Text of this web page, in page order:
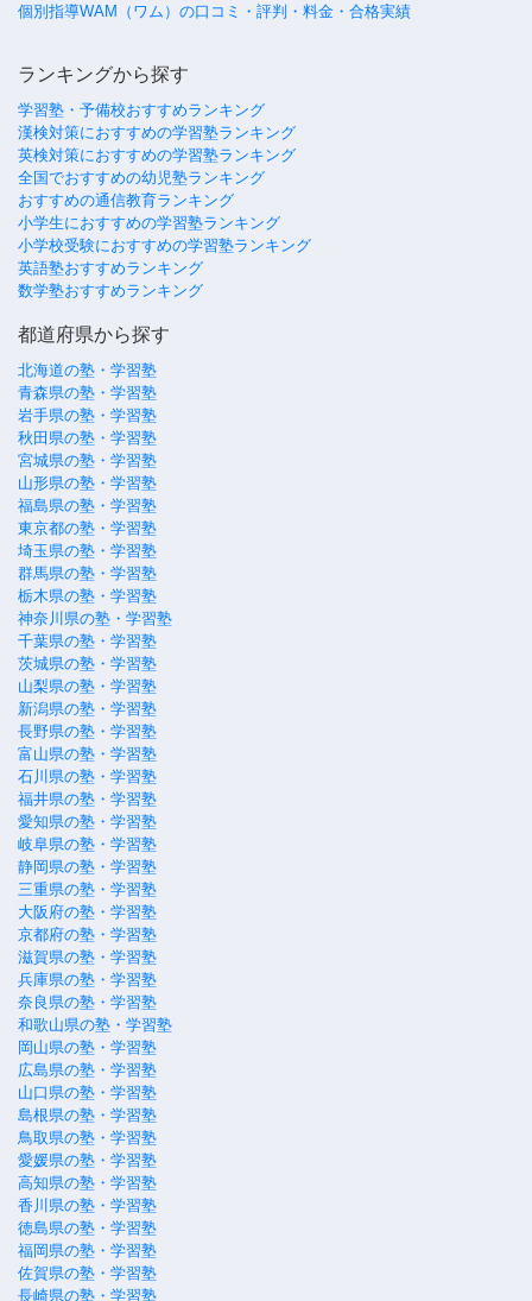
個別指導WAM（ワム）の口コミ・評判・料金・合格実績
ランキングから探す
学習塾・予備校おすすめランキング
漢検対策におすすめの学習塾ランキング
英検対策におすすめの学習塾ランキング
全国でおすすめの幼児塾ランキング
おすすめの通信教育ランキング
小学生におすすめの学習塾ランキング
小学校受験におすすめの学習塾ランキング
英語塾おすすめランキング
数学塾おすすめランキング
都道府県から探す
北海道の塾・学習塾
青森県の塾・学習塾
岩手県の塾・学習塾
秋田県の塾・学習塾
宮城県の塾・学習塾
山形県の塾・学習塾
福島県の塾・学習塾
東京都の塾・学習塾
埼玉県の塾・学習塾
群馬県の塾・学習塾
栃木県の塾・学習塾
神奈川県の塾・学習塾
千葉県の塾・学習塾
茨城県の塾・学習塾
山梨県の塾・学習塾
新潟県の塾・学習塾
長野県の塾・学習塾
富山県の塾・学習塾
石川県の塾・学習塾
福井県の塾・学習塾
愛知県の塾・学習塾
岐阜県の塾・学習塾
静岡県の塾・学習塾
三重県の塾・学習塾
大阪府の塾・学習塾
京都府の塾・学習塾
滋賀県の塾・学習塾
兵庫県の塾・学習塾
奈良県の塾・学習塾
和歌山県の塾・学習塾
岡山県の塾・学習塾
広島県の塾・学習塾
山口県の塾・学習塾
島根県の塾・学習塾
鳥取県の塾・学習塾
愛媛県の塾・学習塾
高知県の塾・学習塾
香川県の塾・学習塾
徳島県の塾・学習塾
福岡県の塾・学習塾
佐賀県の塾・学習塾
長崎県の塾・学習塾